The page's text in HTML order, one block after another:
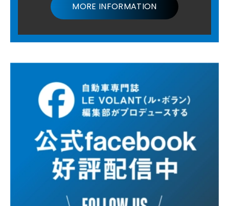
MORE INFORMATION